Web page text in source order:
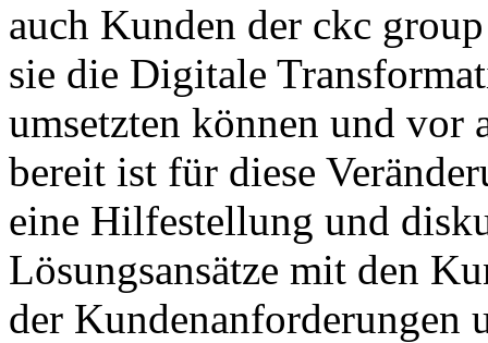
auch Kunden der ckc
sie die Digitale
umsetzten können und vor
bereit ist für diese
eine Hilfestellung und
Lösungsansätze mit den
der Kundenanforderungen